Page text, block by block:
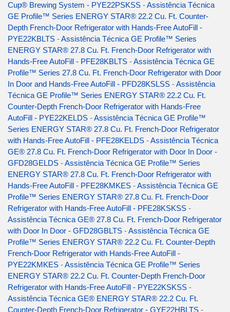
Cup® Brewing System - PYE22PSKSS -Assistência Técnica
GE Profile™ Series ENERGY STAR® 22.2 Cu. Ft. Counter-
Depth French-Door Refrigerator with Hands-Free AutoFill -
PYE22KBLTS -Assistência Técnica GE Profile™ Series
ENERGY STAR® 27.8 Cu. Ft. French-Door Refrigerator with
Hands-Free AutoFill - PFE28KBLTS -Assistência Técnica GE
Profile™ Series 27.8 Cu. Ft. French-Door Refrigerator with Door
In Door and Hands-Free AutoFill - PFD28KSLSS -Assistência
Técnica GE Profile™ Series ENERGY STAR® 22.2 Cu. Ft.
Counter-Depth French-Door Refrigerator with Hands-Free
AutoFill - PYE22KELDS -Assistência Técnica GE Profile™
Series ENERGY STAR® 27.8 Cu. Ft. French-Door Refrigerator
with Hands-Free AutoFill - PFE28KELDS -Assistência Técnica
GE® 27.8 Cu. Ft. French-Door Refrigerator with Door In Door -
GFD28GELDS -Assistência Técnica GE Profile™ Series
ENERGY STAR® 27.8 Cu. Ft. French-Door Refrigerator with
Hands-Free AutoFill - PFE28KMKES -Assistência Técnica GE
Profile™ Series ENERGY STAR® 27.8 Cu. Ft. French-Door
Refrigerator with Hands-Free AutoFill - PFE28KSKSS -
Assistência Técnica GE® 27.8 Cu. Ft. French-Door Refrigerator
with Door In Door - GFD28GBLTS -Assistência Técnica GE
Profile™ Series ENERGY STAR® 22.2 Cu. Ft. Counter-Depth
French-Door Refrigerator with Hands-Free AutoFill -
PYE22KMKES -Assistência Técnica GE Profile™ Series
ENERGY STAR® 22.2 Cu. Ft. Counter-Depth French-Door
Refrigerator with Hands-Free AutoFill - PYE22KSKSS -
Assistência Técnica GE® ENERGY STAR® 22.2 Cu. Ft.
Counter-Depth French-Door Refrigerator - GYE22HBLTS -